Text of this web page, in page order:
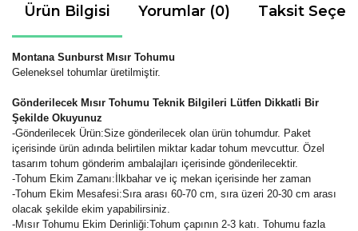
Ürün Bilgisi Yorumlar (0) Taksit
Montana Sunburst Mısır Tohumu
Geleneksel tohumlar üretilmiştir.
Gönderilecek Mısır Tohumu Teknik Bilgileri Lütfen Dikkatli Bir
Şekilde Okuyunuz
-Gönderilecek Ürün:Size gönderilecek olan ürün tohumdur. Paket
içerisinde ürün adında belirtilen miktar kadar tohum mevcuttur. Özel
tasarım tohum gönderim ambalajları içerisinde gönderilecektir.
-Tohum Ekim Zamanı:İlkbahar ve iç mekan içerisinde her zaman
-Tohum Ekim Mesafesi:Sıra arası 60-70 cm, sıra üzeri 20-30 cm arası
olacak şekilde ekim yapabilirsiniz.
-Mısır Tohumu Ekim Derinliği:Tohum çapının 2-3 katı. Tohumu fazla